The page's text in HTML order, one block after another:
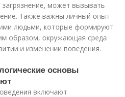
загрязнение, может вызывать
Также важны личный опыт
людьми, которые формируют
образом, окружающая среда
и изменении поведения.
основы
включают